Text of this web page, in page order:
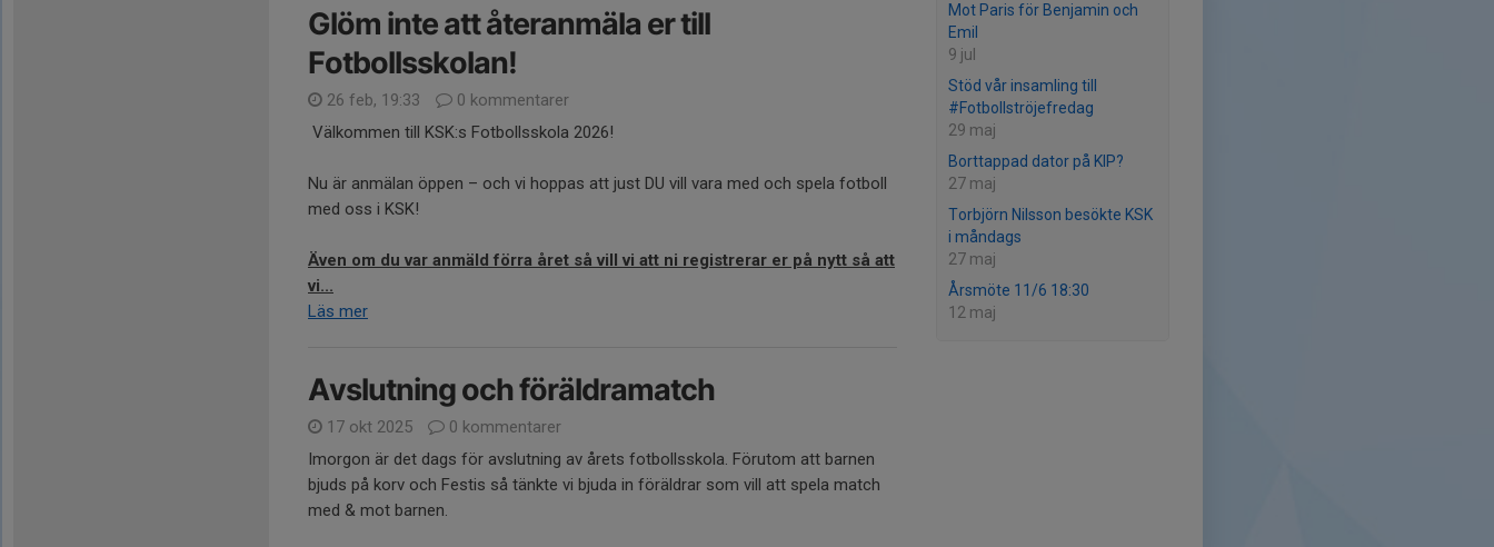
Mot Paris för Benjamin och
Emil
9 jul
Stöd vår insamling till
#Fotbollströjefredag
29 maj
Borttappad dator på KIP?
27 maj
Torbjörn Nilsson besökte KSK
i måndags
27 maj
Årsmöte 11/6 18:30
12 maj
Glöm inte att återanmäla er till
Fotbollsskolan!
26 feb, 19:33
0 kommentarer
Välkommen till KSK:s Fotbollsskola 2026!
Nu är anmälan öppen – och vi hoppas att just DU vill vara med och spela fotboll
med oss i KSK!
Även om du var anmäld förra året så vill vi att ni registrerar er på nytt så att
vi...
Läs mer
Avslutning och föräldramatch
17 okt 2025
0 kommentarer
Imorgon är det dags för avslutning av årets fotbollsskola. Förutom att barnen
bjuds på korv och Festis så tänkte vi bjuda in föräldrar som vill att spela match
med & mot barnen.